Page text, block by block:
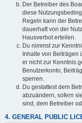
Der Betreiber des
diese
Regeln kann der
dauerhaft von der
Hausverbot erteilen.
Du nimmst zur
Inhalte von Beiträgen
er nicht zur Kenntnis
Benutzerkonto,
sperren.
Du gestattest dem
abzuändern, sofern
sind, dem Betreiber
4. GENERAL PUBLIC